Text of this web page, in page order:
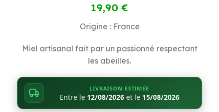
19,90 €
Origine : France
Miel artisanal fait par un passionné respectant
les abeilles.
LIVRAISON ESTIMÉE
Entre le 12/08/2026et le 15/08/2026